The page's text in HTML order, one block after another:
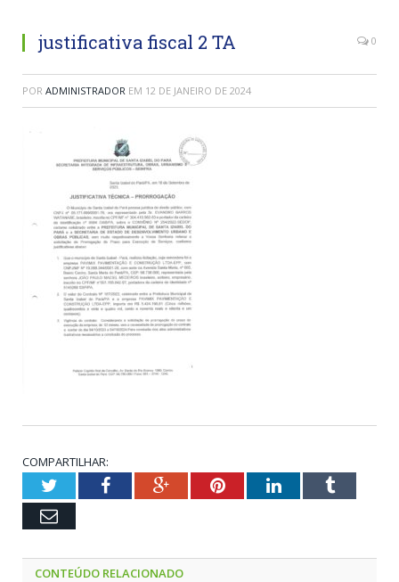
justificativa fiscal 2 TA 0
POR ADMINISTRADOR EM 12 DE JANEIRO DE 2024
COMPARTILHAR:
TwitterFacebookGoogle+PinterestLinkedInTumblr
Email
CONTEÚDO RELACIONADO